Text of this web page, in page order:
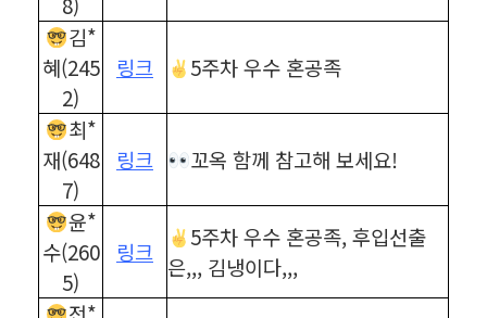
김*
혜(245
2)
링크 5주차 우수 혼공족
최*
재(648
7)
링크 꼬옥 함께 참고해 보세요!
윤*
수(260
5)
링크
5주차 우수 혼공족, 후입선출
은,,, 김냉이다,,,